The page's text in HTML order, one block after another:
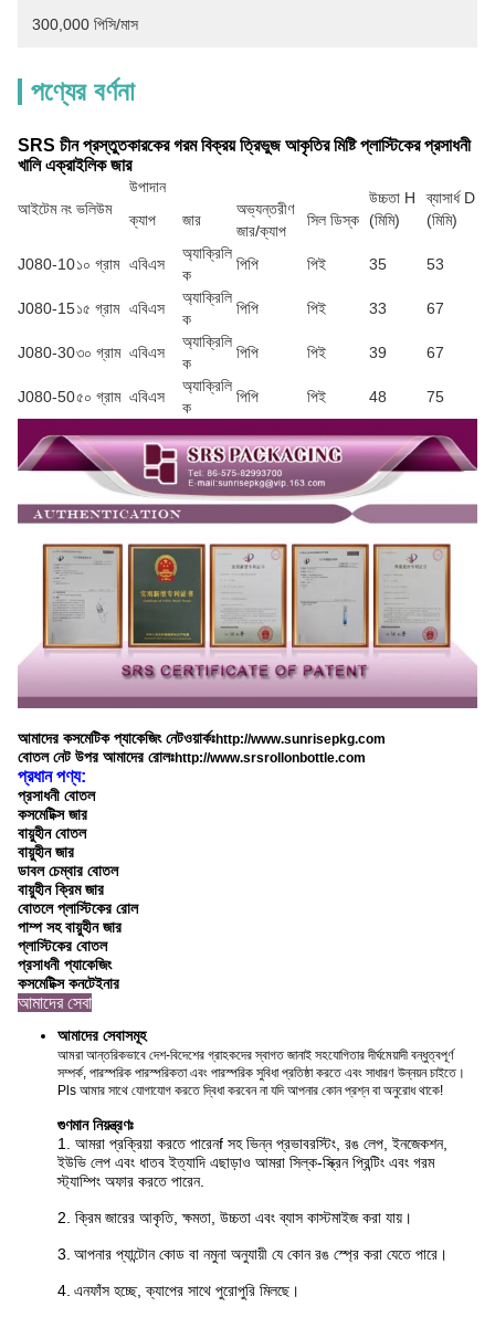
300,000 পিসি/মাস
পণ্যের বর্ণনা
SRS চীন প্রস্তুতকারকের গরম বিক্রয় ত্রিভুজ আকৃতির মিষ্টি প্লাস্টিকের প্রসাধনী
খালি এক্রাইলিক জার
আইটেম নং ভলিউম
উপাদান
উচ্চতা H
(মিমি)
ব্যাসার্ধ D
(মিমি)
ক্যাপ জার
অভ্যন্তরীণ
জার/ক্যাপ
সিল ডিস্ক
J080-10১০ গ্রাম এবিএস
অ্যাক্রিলি
ক
পিপি পিই 35 53
J080-15১৫ গ্রাম এবিএস
অ্যাক্রিলি
ক
পিপি পিই 33 67
J080-30৩০ গ্রাম এবিএস
অ্যাক্রিলি
ক
পিপি পিই 39 67
J080-50৫০ গ্রাম এবিএস
অ্যাক্রিলি
ক
পিপি পিই 48 75
আমাদের কসমেটিক প্যাকেজিং নেটওয়ার্কঃhttp://www.sunrisepkg.com
বোতল নেট উপর আমাদের রোলঃhttp://www.srsrollonbottle.com
প্রধান পণ্য:
প্রসাধনী বোতল
কসমেটিক্স জার
বায়ুহীন বোতল
বায়ুহীন জার
ডাবল চেম্বার বোতল
বায়ুহীন ক্রিম জার
বোতলে প্লাস্টিকের রোল
পাম্প সহ বায়ুহীন জার
প্লাস্টিকের বোতল
প্রসাধনী প্যাকেজিং
কসমেটিক্স কনটেইনার
আমাদের সেবা
আমাদের সেবাসমূহ
আমরা আন্তরিকভাবে দেশ-বিদেশের গ্রাহকদের স্বাগত জানাই সহযোগিতার দীর্ঘমেয়াদী বন্ধুত্বপূর্ণ
সম্পর্ক, পারস্পরিক পারস্পরিকতা এবং পারস্পরিক সুবিধা প্রতিষ্ঠা করতে এবং সাধারণ উন্নয়ন চাইতে।
Pls আমার সাথে যোগাযোগ করতে দ্বিধা করবেন না যদি আপনার কোন প্রশ্ন বা অনুরোধ থাকে!
গুণমান নিয়ন্ত্রণঃ
1. আমরা প্রক্রিয়া করতে পারেনf সহ ভিন্ন প্রভাবরস্টিং, রঙ লেপ, ইনজেকশন,
ইউভি লেপ এবং ধাতব ইত্যাদি এছাড়াও আমরা সিল্ক-স্ক্রিন প্রিন্টিং এবং গরম
স্ট্যাম্পিং অফার করতে পারেন.
2. ক্রিম জারের আকৃতি, ক্ষমতা, উচ্চতা এবং ব্যাস কাস্টমাইজ করা যায়।
3. আপনার প্যান্টোন কোড বা নমুনা অনুযায়ী যে কোন রঙ স্প্রে করা যেতে পারে।
4. এনফাঁস হচ্ছে, ক্যাপের সাথে পুরোপুরি মিলছে।